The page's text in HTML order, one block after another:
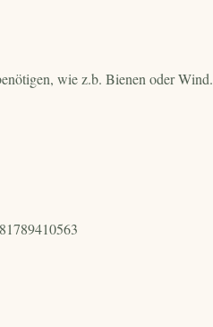
wie z.b. Bienen oder Wind.